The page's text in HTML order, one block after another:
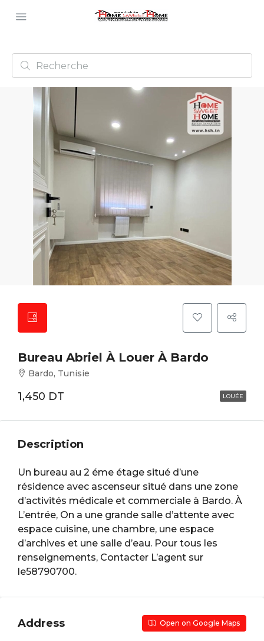
Bureau Abriel À Louer À Bardo
Bardo, Tunisie
1,450 DT LOUÉE
Description
Un bureau au 2 éme étage situé d’une
résidence avec ascenseur situé dans une zone
d’activités médicale et commerciale à Bardo. À
L’entrée, On a une grande salle d’attente avec
espace cuisine, une chambre, une espace
d’archives et une salle d’eau. Pour tous les
renseignements, Contacter L’agent sur
le58790700.
Address Open on Google Maps